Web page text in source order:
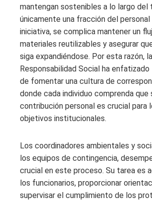
mantengan sostenibles a lo largo del
únicamente una fracción del personal
iniciativa, se complica mantener un
materiales reutilizables y asegurar
siga expandiéndose. Por esta razón,
Responsabilidad Social ha
de fomentar una cultura de
donde cada individuo comprenda que
contribución personal es crucial para
objetivos institucionales.
Los coordinadores ambientales y
los equipos de contingencia,
crucial en este proceso. Su tarea es
los funcionarios, proporcionar
supervisar el cumplimiento de los